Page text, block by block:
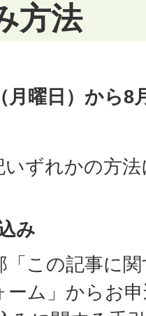
方法
月曜日）から8
いずれかの方
み
「この記事に
ーム」からお